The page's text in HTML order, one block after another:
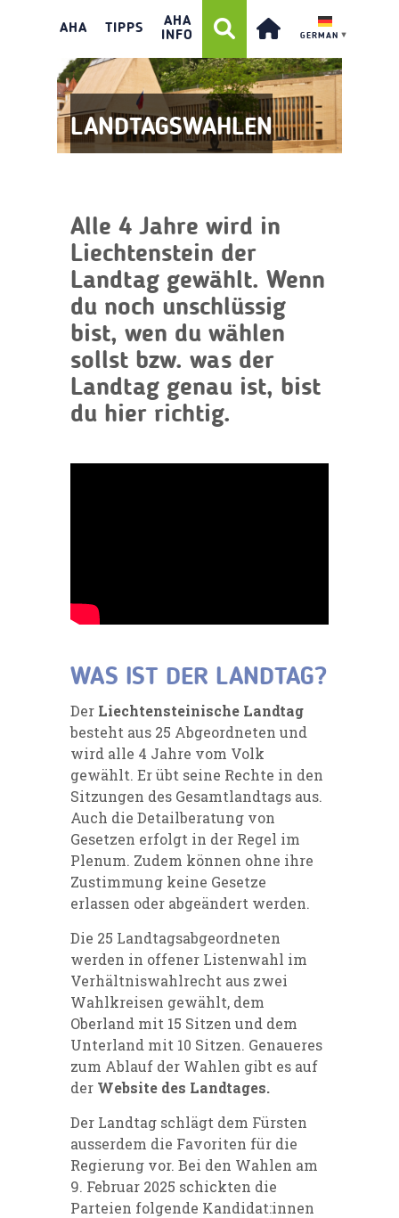
AHA TIPPS
AHA
INFO
GERMAN ▼
LANDTAGSWAHLEN
Alle 4 Jahre wird in
Liechtenstein der
Landtag gewählt. Wenn
du noch unschlüssig
bist, wen du wählen
sollst bzw. was der
Landtag genau ist, bist
du hier richtig.
WAS IST DER LANDTAG?
Der Liechtensteinische Landtag
besteht aus 25 Abgeordneten und
wird alle 4 Jahre vom Volk
gewählt. Er übt seine Rechte in den
Sitzungen des Gesamtlandtags aus.
Auch die Detailberatung von
Gesetzen erfolgt in der Regel im
Plenum. Zudem können ohne ihre
Zustimmung keine Gesetze
erlassen oder abgeändert werden.
Die 25 Landtagsabgeordneten
werden in offener Listenwahl im
Verhältniswahlrecht aus zwei
Wahlkreisen gewählt, dem
Oberland mit 15 Sitzen und dem
Unterland mit 10 Sitzen. Genaueres
zum Ablauf der Wahlen gibt es auf
der Website des Landtages.
Der Landtag schlägt dem Fürsten
ausserdem die Favoriten für die
Regierung vor. Bei den Wahlen am
9. Februar 2025 schickten die
Parteien folgende Kandidat:innen